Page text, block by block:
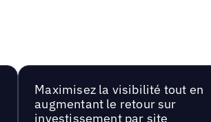
Maximisez la visibilité tout en
augmentant le retour sur
investissement par site